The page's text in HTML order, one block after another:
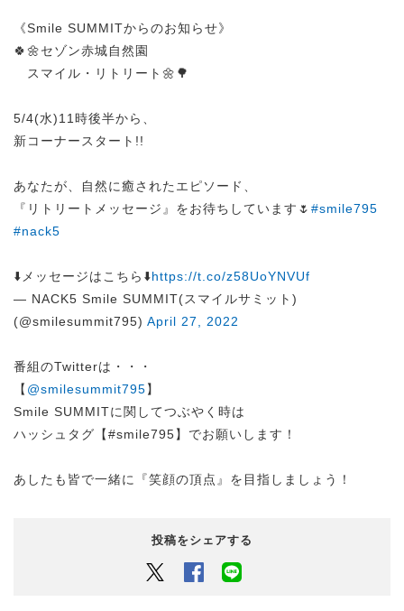
《Smile SUMMITからのお知らせ》
🍀🌼セゾン赤城自然園
スマイル・リトリート🌼🌳
5/4(水)11時後半から、
新コーナースタート!!
あなたが、自然に癒されたエピソード、
『リトリートメッセージ』をお待ちしています🌷 #smile795
#nack5
⬇️メッセージはこちら⬇️https://t.co/z58UoYNVUf
— NACK5 Smile SUMMIT(スマイルサミット)
(@smilesummit795) April 27, 2022
番組のTwitterは・・・
【 @smilesummit795】
Smile SUMMITに関してつぶやく時は
ハッシュタグ【#smile795】でお願いします！
あしたも皆で一緒に『笑顔の頂点』を目指しましょう！
投稿をシェアする
Twitter Facebook